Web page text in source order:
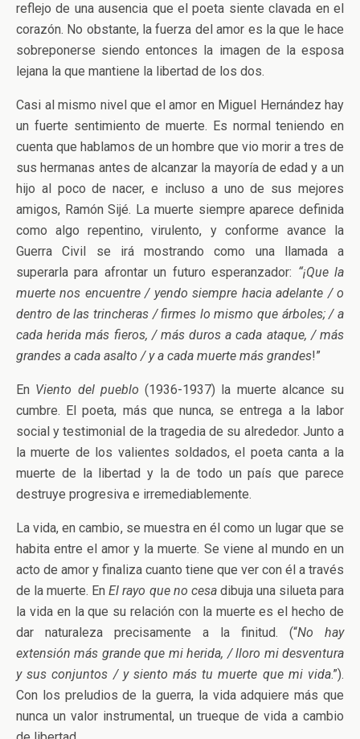
reflejo de una ausencia que el poeta siente clavada en el
corazón. No obstante, la fuerza del amor es la que le hace
sobreponerse siendo entonces la imagen de la esposa
lejana la que mantiene la libertad de los dos.
Casi al mismo nivel que el amor en Miguel Hernández hay
un fuerte sentimiento de muerte. Es normal teniendo en
cuenta que hablamos de un hombre que vio morir a tres de
sus hermanas antes de alcanzar la mayoría de edad y a un
hijo al poco de nacer, e incluso a uno de sus mejores
amigos, Ramón Sijé. La muerte siempre aparece definida
como algo repentino, virulento, y conforme avance la
Guerra Civil se irá mostrando como una llamada a
superarla para afrontar un futuro esperanzador: “¡Que la
muerte nos encuentre / yendo siempre hacia adelante / o
dentro de las trincheras / firmes lo mismo que árboles; / a
cada herida más fieros, / más duros a cada ataque, / más
grandes a cada asalto / y a cada muerte más grandes!”
En Viento del pueblo (1936-1937) la muerte alcance su
cumbre. El poeta, más que nunca, se entrega a la labor
social y testimonial de la tragedia de su alrededor. Junto a
la muerte de los valientes soldados, el poeta canta a la
muerte de la libertad y la de todo un país que parece
destruye progresiva e irremediablemente.
La vida, en cambio, se muestra en él como un lugar que se
habita entre el amor y la muerte. Se viene al mundo en un
acto de amor y finaliza cuanto tiene que ver con él a través
de la muerte. EnEl rayo que no cesadibuja una silueta para
la vida en la que su relación con la muerte es el hecho de
dar naturaleza precisamente a la finitud. (“No hay
extensión más grande que mi herida, / lloro mi desventura
y sus conjuntos / y siento más tu muerte que mi vida.”).
Con los preludios de la guerra, la vida adquiere más que
nunca un valor instrumental, un trueque de vida a cambio